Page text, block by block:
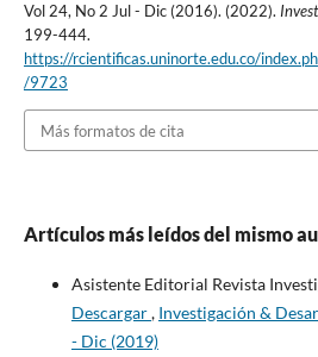
Vol 24, No 2 Jul - Dic (2016). (2022).
199-444.
https://rcientificas.uninorte.edu.co/
/9723
Más formatos de cita
Artículos más leídos del mismo
Asistente Editorial Revista
Descargar, Investigación &
- Dic (2019)